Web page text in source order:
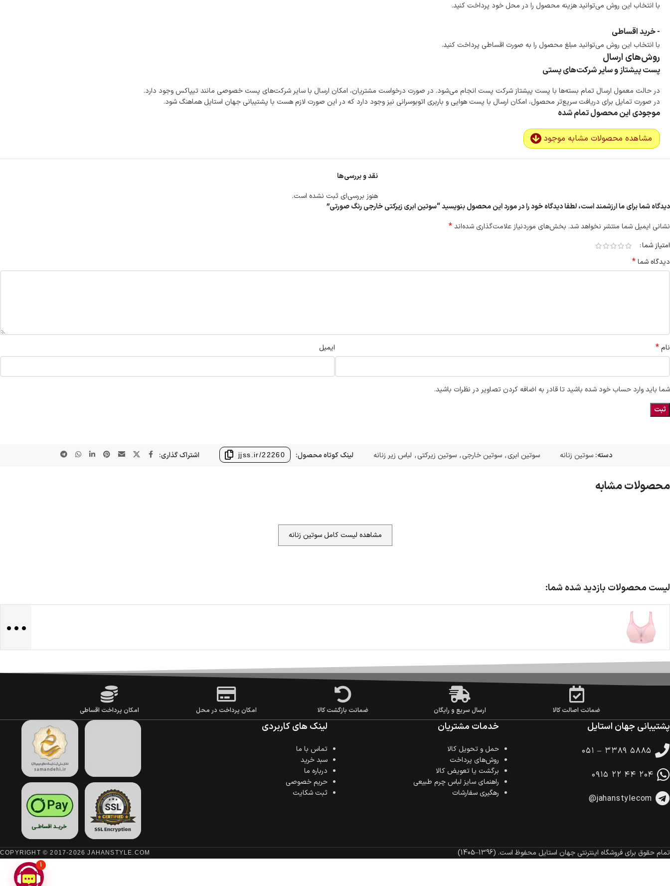
با انتخاب این روش می‌توانید هزینه محصول را در محل خود پرداخت کنید.
- خرید اقساطی
با انتخاب این روش می‌توانید مبلغ محصول را به صورت اقساطی پرداخت کنید.
روش‌های ارسال
پست پیشتاز و سایر شرکت‌های پستی
در حالت معمول ارسال تمام بسته‌ها با پست پیشتاز شرکت پست انجام می‌شود. در صورت درخواست مشتریان، امکان ارسال با سایر شرکت‌های پست خصوصی مانند تیپاکس وجود دارد.
در صورت تمایل برای دریافت سریع‌تر محصول، امکان ارسال با پست هوایی و باربری اتوبوسرانی نیز وجود دارد که در این صورت لازم هست با پشتیبانی جهان استایل هماهنگ شود.
موجودی این محصول تمام شده
مشاهده محصولات مشابه موجود
نقد و بررسی‌ها
هنوز بررسی‌ای ثبت نشده است.
دیدگاه شما برای ما ارزشمند است، لطفا دیدگاه خود را در مورد این محصول بنویسید “سوتین ابری زیرکتی خارجی رنگ صورتی”
نشانی ایمیل شما منتشر نخواهد شد. بخش‌های موردنیاز علامت‌گذاری شده‌اند*
امتیاز شما
دیدگاه شما*
نام* ایمیل
شما باید وارد حساب خود شده باشید تا قادر به اضافه کردن تصاویر در نظرات باشید.
دسته: سوتین زنانه سوتین ابری, سوتین خارجی, سوتین زیرکتی, لباس زیر زنانه لینک کوتاه محصول: jjss.ir/22260 اشتراک گذاری:
محصولات مشابه
مشاهده لیست کامل سوتین زنانه
لیست محصولات بازدید شده شما:
...
ضمانت اصالت کالا ارسال سریع و رایگان ضمانت بازگشت کالا امکان پرداخت در محل امکان پرداخت اقساطی
پشتیبانی جهان استایل
۰۵۱ – ۳۳۸۹ ۵۸۸۵
۰۹۱۵ ۲۲ ۴۴ ۲۰۴
@jahanstylecom
خدمات مشتریان
حمل‌ و تحویل کالا
روش‌های پرداخت
برگشت یا تعویض کالا
راهنمای سایز لباس چرم طبیعی
رهگیری سفارشات
لینک های کاربردی
تماس با ما
سبد خرید
درباره ما
حریم خصوصی
ثبت شکایت
تمام حقوق برای فروشگاه اینترنتی جهان استایل محفوظ است. (1396–1405)
COPYRIGHT © 2017-2026 JAHANSTYLE.COM
1